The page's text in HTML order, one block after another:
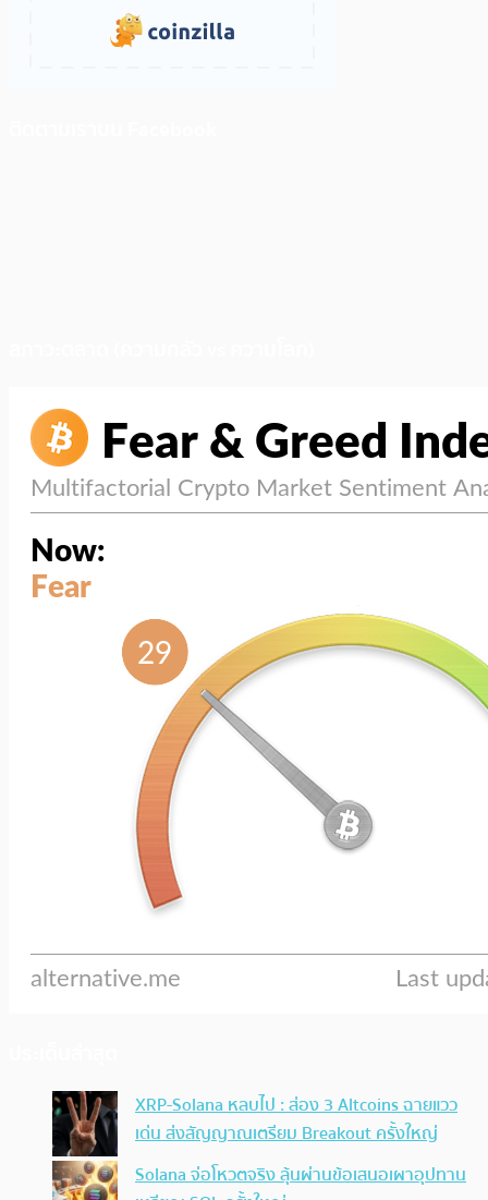
XRP-Solana หลบไป : ส่อง 3 Altcoins ฉายแวว
เด่น ส่งสัญญาณเตรียม Breakout ครั้งใหญ่
Solana จ่อโหวตจริง ลุ้นผ่านข้อเสนอเผาอุปทาน